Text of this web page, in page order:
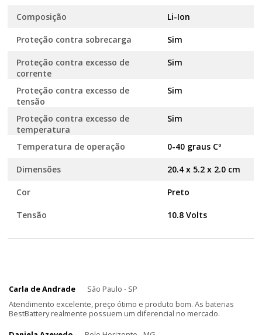
Composição Li-Ion
Proteção contra sobrecarga Sim
Proteção contra excesso de
corrente
Sim
Proteção contra excesso de
tensão
Sim
Proteção contra excesso de
temperatura
Sim
Temperatura de operação 0-40 graus Cº
Dimensões 20.4 x 5.2 x 2.0 cm
Cor Preto
Tensão 10.8 Volts
Carla de Andrade
São Paulo - SP
Atendimento excelente, preço ótimo e produto bom. As baterias
BestBattery realmente possuem um diferencial no mercado.